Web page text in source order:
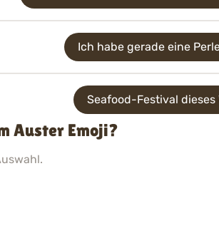
Ich habe gerade eine
Seafood-Festival
Auster Emoji?